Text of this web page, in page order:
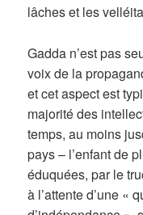
lâches et les
Gadda n’est pas
voix de la
et cet aspect est
majorité des
temps, au moins
pays – l’enfant de
éduquées, par le
à l’attente d’une «